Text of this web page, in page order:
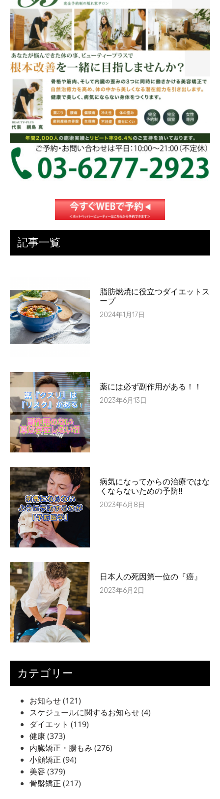
記事一覧
脂肪燃焼に役立つダイエットス
ープ
2024年1月17日
薬には必ず副作用がある！！
2023年6月13日
病気になってからの治療ではな
くならないための予防!!
2023年6月8日
日本人の死因第一位の『癌』
2023年6月2日
カテゴリー
お知らせ(121)
スケジュールに関するお知らせ(4)
ダイエット (119)
健康(373)
内臓矯正・腸もみ (276)
小顔矯正(94)
美容 (379)
骨盤矯正(217)